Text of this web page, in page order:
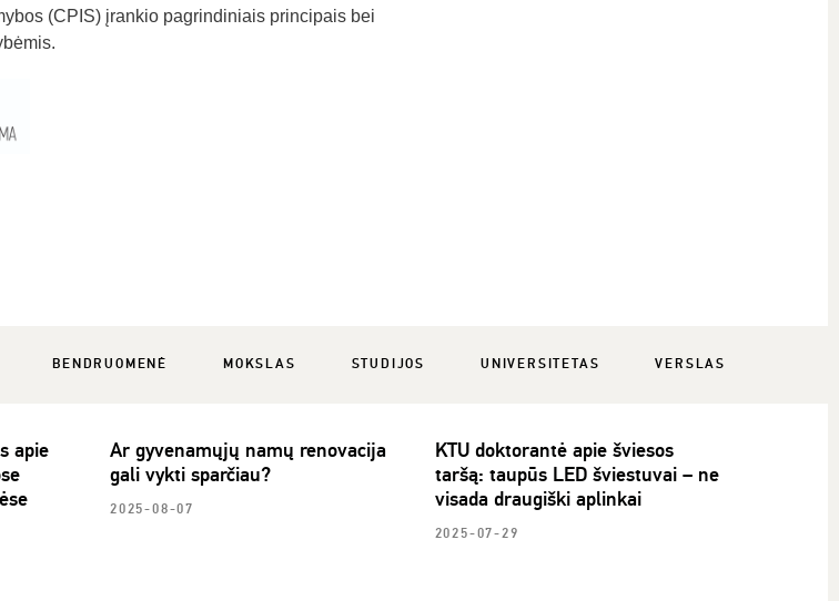
(CPIS) įrankio pagrindiniais principais bei
BENDRUOMENĖ MOKSLAS STUDIJOS UNIVERSITETAS VERSLAS
apie
Ar gyvenamųjų namų renovacija
gali vykti sparčiau?
2025-08-07
KTU doktorantė apie šviesos
taršą: taupūs LED šviestuvai – ne
visada draugiški aplinkai
2025-07-29